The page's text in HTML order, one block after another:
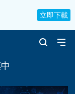
立即下載